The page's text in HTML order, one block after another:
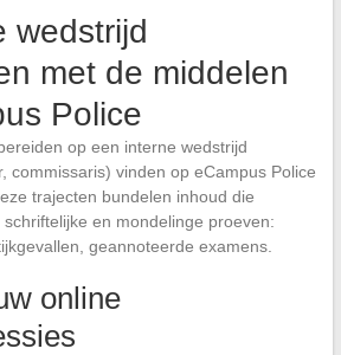
wedstrijd
met de middelen
Police
op een interne wedstrijd
commissaris) vinden op eCampus Police
trajecten bundelen inhoud die
en mondelinge proeven:
geannoteerde examens.
online